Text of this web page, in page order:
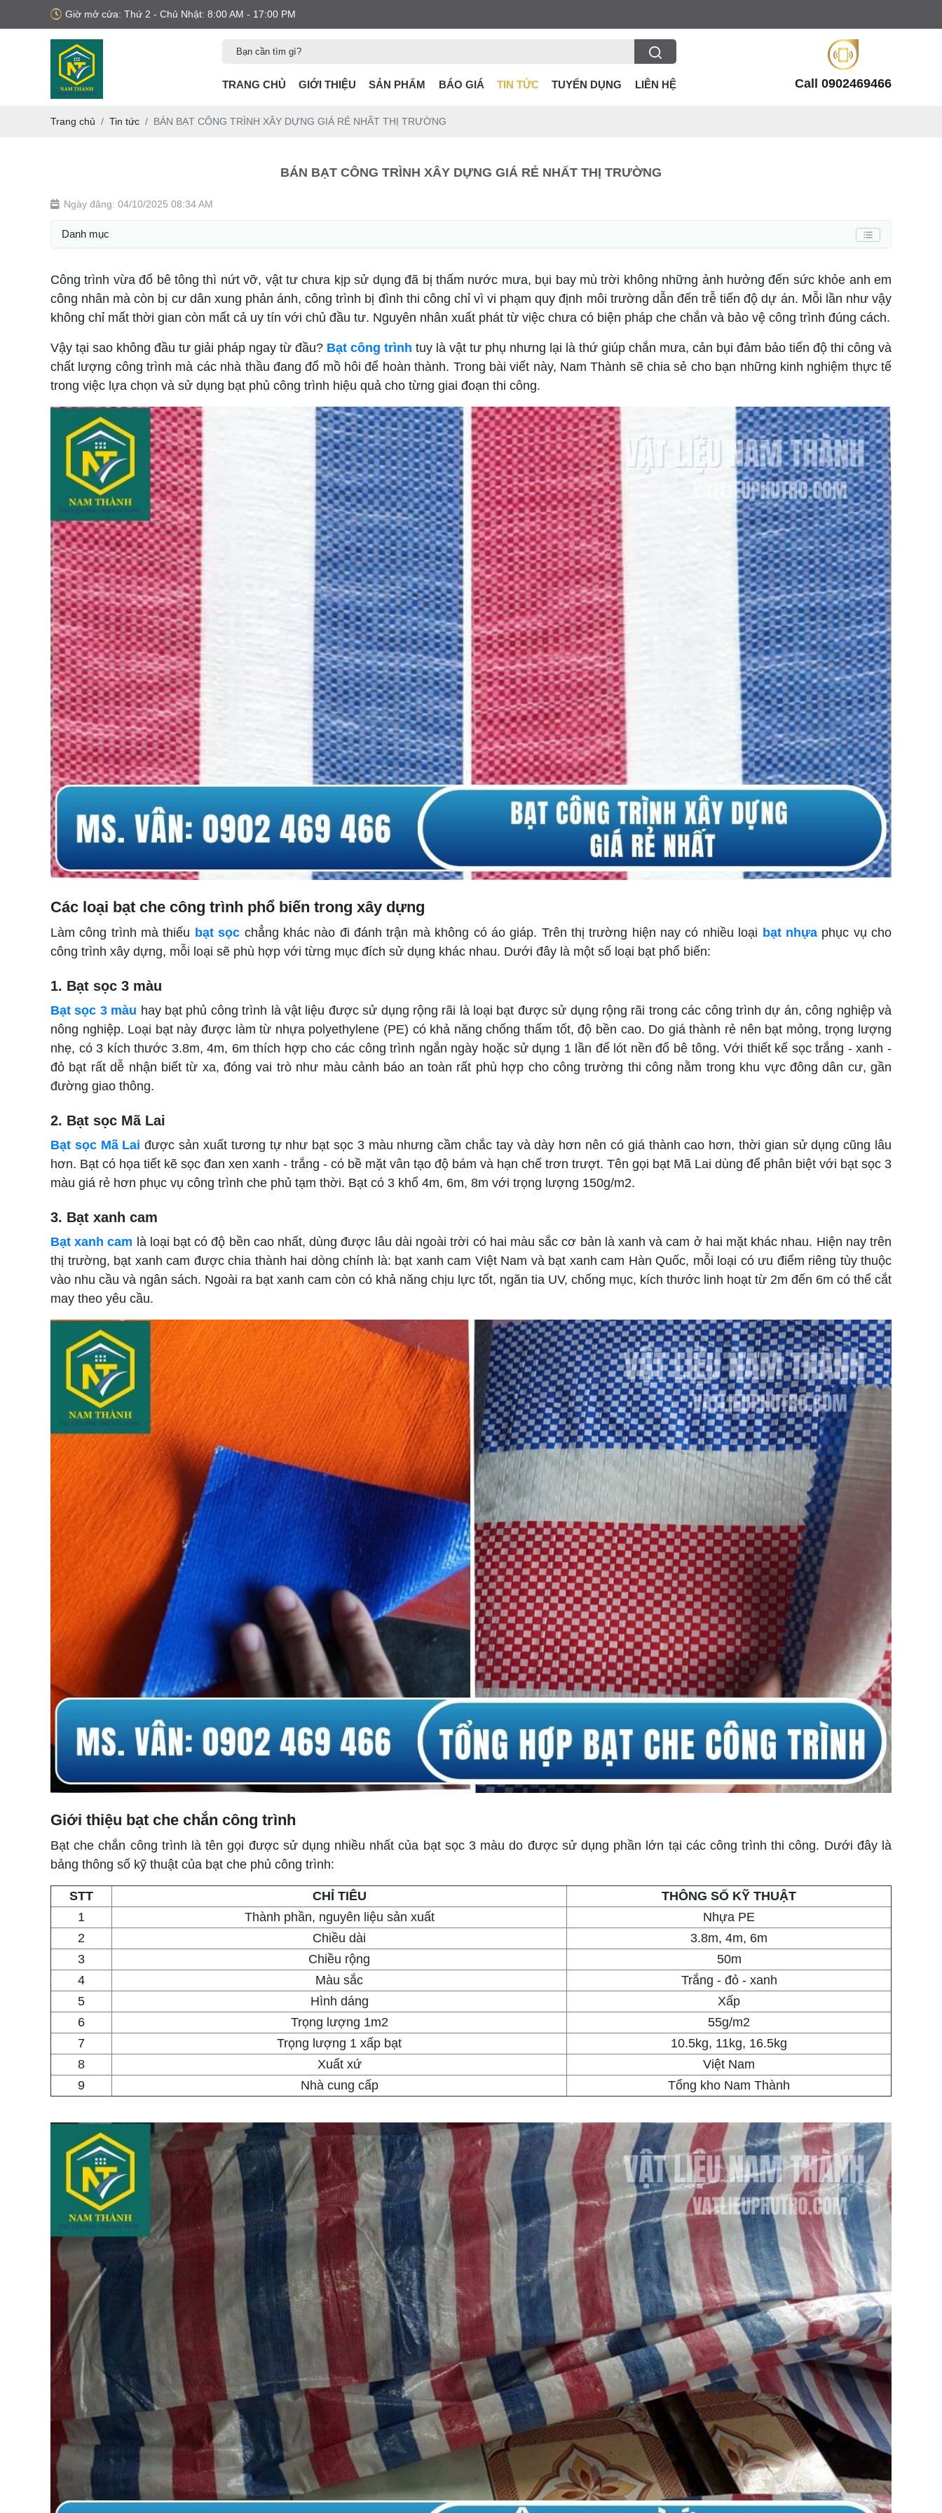
Giờ mở cửa: Thứ 2 - Chủ Nhật: 8:00 AM - 17:00 PM
TRANG CHỦ GIỚI THIỆU SẢN PHẨM BÁO GIÁ TIN TỨC TUYỂN DỤNG LIÊN HỆ Call 0902469466
Trang chủ Tin tức BÁN BẠT CÔNG TRÌNH XÂY DỰNG GIÁ RẺ NHẤT THỊ TRƯỜNG
BÁN BẠT CÔNG TRÌNH XÂY DỰNG GIÁ RẺ NHẤT THỊ TRƯỜNG
Ngày đăng: 04/10/2025 08:34 AM
Danh mục
Công trình vừa đổ bê tông thì nứt vỡ, vật tư chưa kịp sử dụng đã bị thấm nước mưa, bụi bay mù trời không những ảnh hưởng đến sức khỏe anh em
công nhân mà còn bị cư dân xung phản ánh, công trình bị đình thi công chỉ vì vi phạm quy định môi trường dẫn đến trễ tiến độ dự án. Mỗi lần như vậy
không chỉ mất thời gian còn mất cả uy tín với chủ đầu tư. Nguyên nhân xuất phát từ việc chưa có biện pháp che chắn và bảo vệ công trình đúng cách.
Vậy tại sao không đầu tư giải pháp ngay từ đầu? Bạt công trình tuy là vật tư phụ nhưng lại là thứ giúp chắn mưa, cản bụi đảm bảo tiến độ thi công và
chất lượng công trình mà các nhà thầu đang đổ mồ hôi để hoàn thành. Trong bài viết này, Nam Thành sẽ chia sẻ cho bạn những kinh nghiệm thực tế
trong việc lựa chọn và sử dụng bạt phủ công trình hiệu quả cho từng giai đoạn thi công.
Các loại bạt che công trình phổ biến trong xây dựng
Làm công trình mà thiếu bạt sọc chẳng khác nào đi đánh trận mà không có áo giáp. Trên thị trường hiện nay có nhiều loại bạt nhựaphục vụ cho
công trình xây dựng, mỗi loại sẽ phù hợp với từng mục đích sử dụng khác nhau. Dưới đây là một số loại bạt phổ biến:
1. Bạt sọc 3 màu
Bạt sọc 3 màu hay bạt phủ công trình là vật liệu được sử dụng rộng rãi là loại bạt được sử dụng rộng rãi trong các công trình dự án, công nghiệp và
nông nghiệp. Loại bạt này được làm từ nhựa polyethylene (PE) có khả năng chống thấm tốt, độ bền cao. Do giá thành rẻ nên bạt mỏng, trọng lượng
nhẹ, có 3 kích thước 3.8m, 4m, 6m thích hợp cho các công trình ngắn ngày hoặc sử dụng 1 lần để lót nền đổ bê tông. Với thiết kế sọc trắng - xanh -
đỏ bạt rất dễ nhận biết từ xa, đóng vai trò như màu cảnh báo an toàn rất phù hợp cho công trường thi công nằm trong khu vực đông dân cư, gần
đường giao thông.
2. Bạt sọc Mã Lai
Bạt sọc Mã Lai được sản xuất tương tự như bạt sọc 3 màu nhưng cầm chắc tay và dày hơn nên có giá thành cao hơn, thời gian sử dụng cũng lâu
hơn. Bạt có họa tiết kẽ sọc đan xen xanh - trắng - có bề mặt vân tạo độ bám và hạn chế trơn trượt. Tên gọi bạt Mã Lai dùng để phân biệt với bạt sọc 3
màu giá rẻ hơn phục vụ công trình che phủ tạm thời. Bạt có 3 khổ 4m, 6m, 8m với trọng lượng 150g/m2.
3. Bạt xanh cam
Bạt xanh cam là loại bạt có độ bền cao nhất, dùng được lâu dài ngoài trời có hai màu sắc cơ bản là xanh và cam ở hai mặt khác nhau. Hiện nay trên
thị trường, bạt xanh cam được chia thành hai dòng chính là: bạt xanh cam Việt Nam và bạt xanh cam Hàn Quốc, mỗi loại có ưu điểm riêng tùy thuộc
vào nhu cầu và ngân sách. Ngoài ra bạt xanh cam còn có khả năng chịu lực tốt, ngăn tia UV, chống mục, kích thước linh hoạt từ 2m đến 6m có thể cắt
may theo yêu cầu.
Giới thiệu bạt che chắn công trình
Bạt che chắn công trình là tên gọi được sử dụng nhiều nhất của bạt sọc 3 màu do được sử dụng phần lớn tại các công trình thi công. Dưới đây là
bảng thông số kỹ thuật của bạt che phủ công trình:
STT CHỈ TIÊU
THÔNG SỐ KỸ THUẬT
1
Thành phần, nguyên liệu sản xuất
Nhựa PE
2
Chiều dài
3.8m, 4m, 6m
3
Chiều rộng
50m
4
Màu sắc
Trắng - đỏ - xanh
5
Hình dáng
Xấp
6
Trọng lượng 1m2
55g/m2
7
Trọng lượng 1 xấp bạt
10.5kg, 11kg, 16.5kg
8
Xuất xứ
Việt Nam
9
Nhà cung cấp Tổng kho Nam Thành